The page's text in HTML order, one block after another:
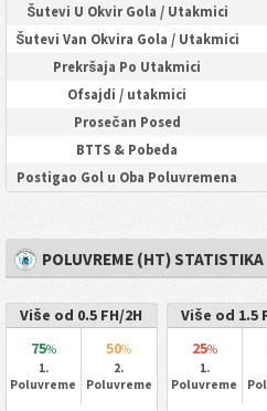
Šutevi U Okvir Gola / Utakmici
Šutevi Van Okvira Gola / Utakmici
Prekršaja Po Utakmici
Ofsajdi / utakmici
Prosečan Posed
BTTS & Pobeda
Postigao Gol u Oba Poluvremena
POLUVREME (HT) STATISTIKA
Više od 0.5 FH/2H
75%
1.
Poluvreme
50%
2.
Poluvreme
Više od 1.5
25%
1.
Poluvreme